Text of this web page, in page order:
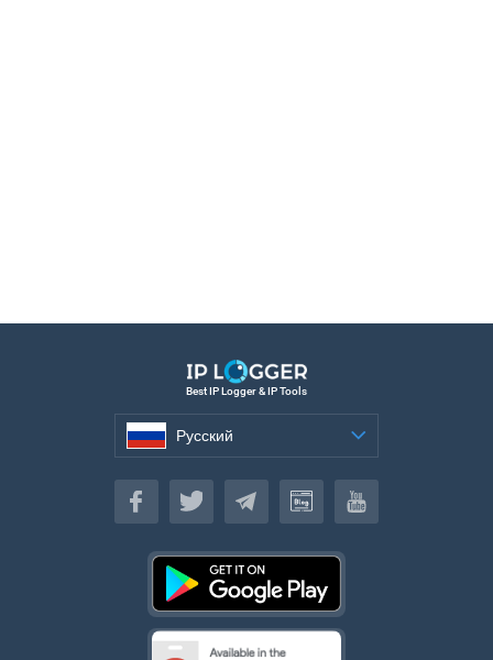
Best IP Logger & IP Tools
Русский
Русский